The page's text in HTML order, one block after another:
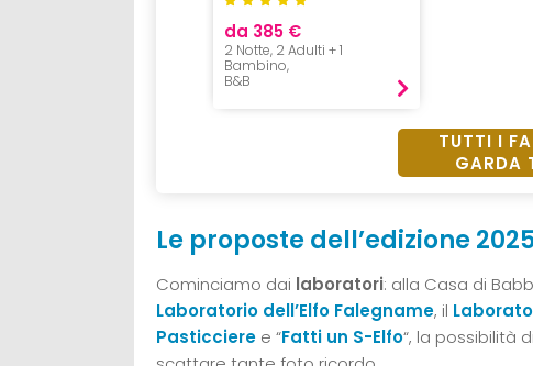
da 385 €
2 Notte, 2 Adulti + 1
Bambino,
B&B
TUTTI I
GARDA
Le proposte dell’edizione
Cominciamo dai laboratori: alla Casa di
Laboratorio dell’Elfo Falegname, il
Pasticciere e “Fatti un S-Elfo“, la possibilità